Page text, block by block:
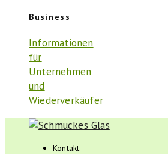
Business
Informationen
für
Unternehmen
und
Wiederverkäufer
Kontakt